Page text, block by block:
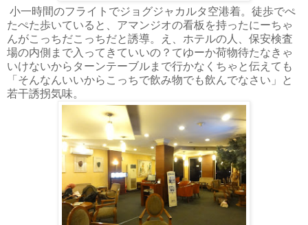
小一時間のフライトでジョグジャカルタ空港着。徒歩でぺ
たぺた歩いていると、アマンジオの看板を持ったにーちゃ
んがこっちだこっちだと誘導。え、ホテルの人、保安検査
場の内側まで入ってきていいの？てゆーか荷物待たなきゃ
いけないからターンテーブルまで行かなくちゃと伝えても
「そんなんいいからこっちで飲み物でも飲んでなさい」と
若干誘拐気味。